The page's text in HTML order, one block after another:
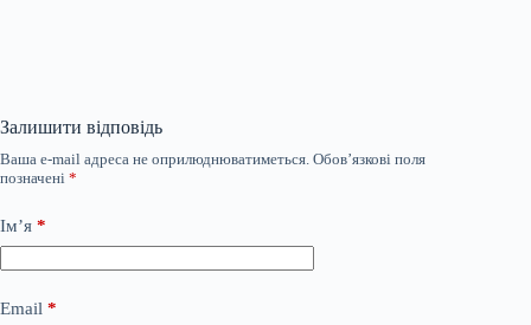
Залишити відповідь
Ваша e-mail адреса не оприлюднюватиметься. Обов’язкові поля
позначені *
Ім’я *
Email *